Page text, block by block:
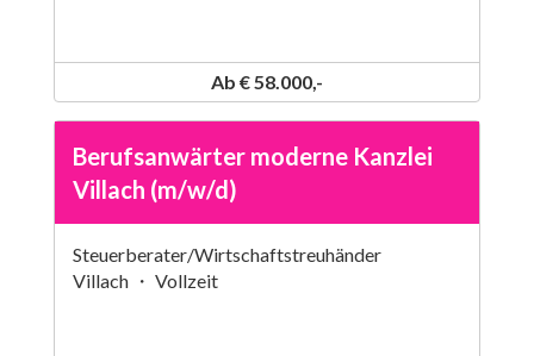
Ab € 58.000,-
Berufsanwärter moderne Kanzlei
Villach (m/w/d)
Steuerberater/Wirtschaftstreuhänder
Villach ・ Vollzeit